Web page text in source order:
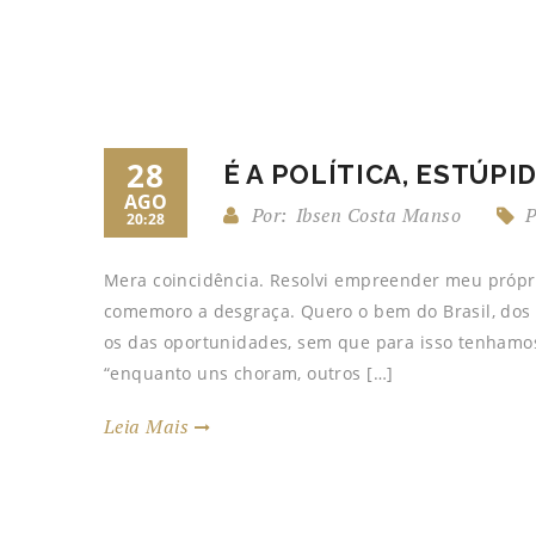
28
AGO
20:28
É A POLÍTICA,
Por: Ibsen Costa Manso
Mera coincidência. Resolvi empreender meu
comemoro a desgraça. Quero o bem do Brasil,
os das oportunidades, sem que para isso
“enquanto uns choram, outros […]
Leia Mais